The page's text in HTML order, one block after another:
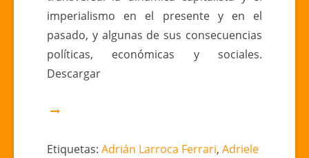
imperialismo en el presente y en el
pasado, y algunas de sus consecuencias
políticas, económicas y sociales.
Descargar
Etiquetas: Adrián Larroca Ferrari, Adriele